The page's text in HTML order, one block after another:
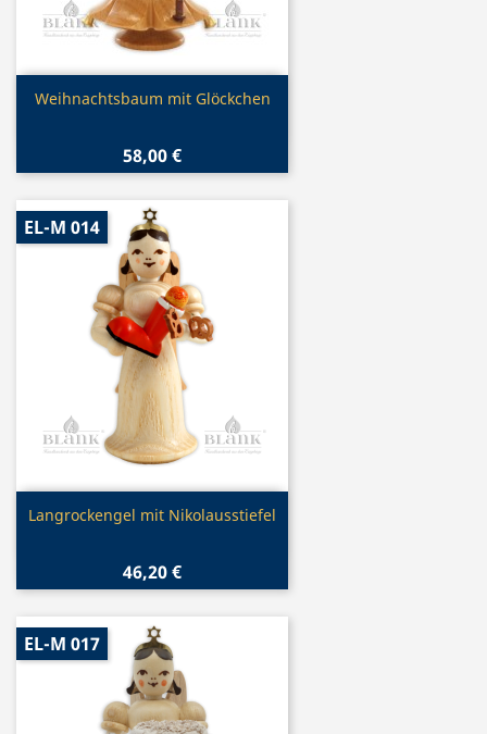
Vorschau
Weihnachtsbaum mit Glöckchen
58,00 €
Vorschau
Langrockengel mit Nikolausstiefel
46,20 €
EL-M 014
EL-M 017